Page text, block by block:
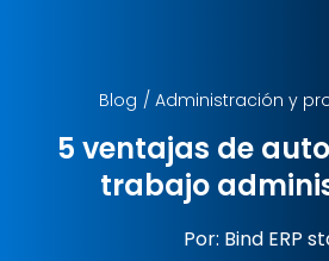
Blog / Administración y
5 ventajas de
trabajo
Por: Bind ERP